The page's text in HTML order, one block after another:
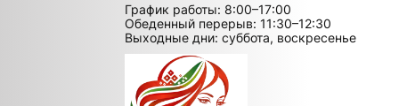
График работы: 8:00–17:00
Обеденный перерыв: 11:30–12:30
Выходные дни: суббота, воскресенье